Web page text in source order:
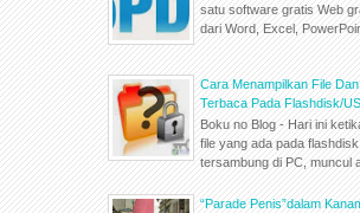
satu software gratis Web
dari Word, Excel,
Cara Menampilkan File
Terbaca Pada Flashdisk/
Boku no Blog - Hari ini
file yang ada pada
tersambung di PC, muncul
“Parade Penis”dalam